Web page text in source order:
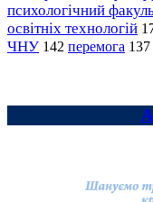
психологічний
освітніх технологій
ЧНУ 142 перемога 137